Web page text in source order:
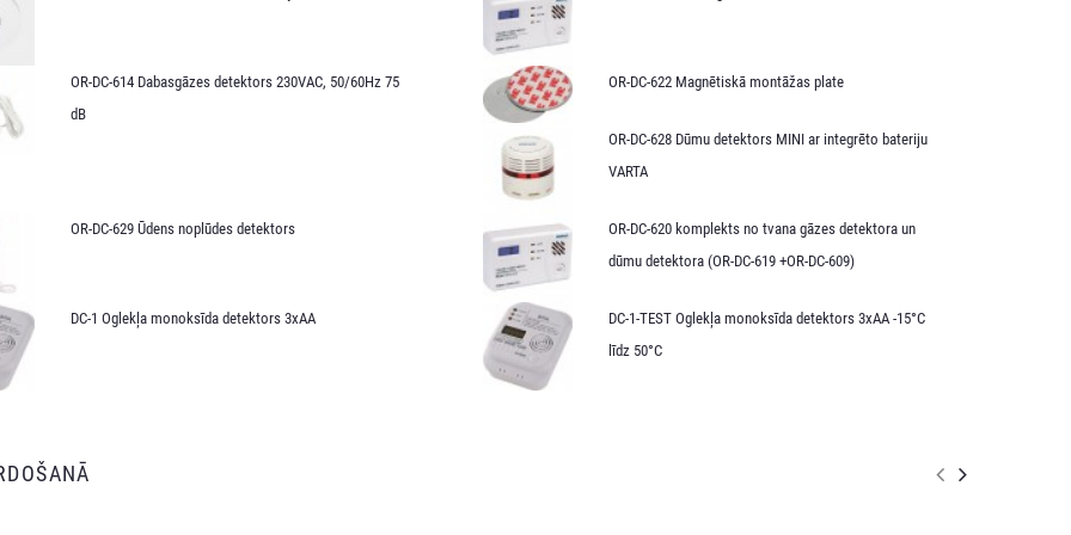
OR-DC-614 Dabasgāzes detektors 230VAC, 50/60Hz 75
dB
OR-DC-622 Magnētiskā montāžas plate
OR-DC-628 Dūmu detektors MINI ar integrēto bateriju
VARTA
OR-DC-629 Ūdens noplūdes detektors
OR-DC-620 komplekts no tvana gāzes detektora un
dūmu detektora (OR-DC-619 +OR-DC-609)
DC-1 Oglekļa monoksīda detektors 3xAA
DC-1-TEST Oglekļa monoksīda detektors 3xAA -15°C
līdz 50°C